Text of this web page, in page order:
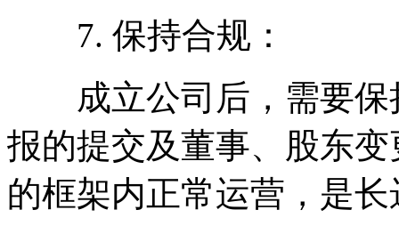
7. 保持合规：
成立公司后，需要保
报的提交及董事、股东
的框架内正常运营，是